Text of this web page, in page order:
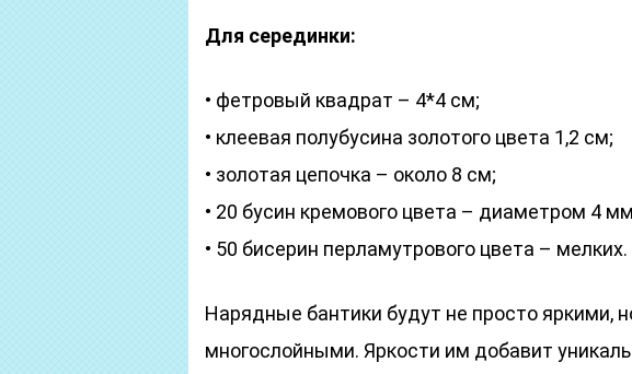
Для серединки:
• фетровый квадрат – 4*4 см;
• клеевая полубусина золотого цвета 1,2 см;
• золотая цепочка – около 8 см;
• 20 бусин кремового цвета – диаметром 4
• 50 бисерин перламутрового цвета – мелких.
Нарядные бантики будут не просто яркими,
многослойными. Яркости им добавит